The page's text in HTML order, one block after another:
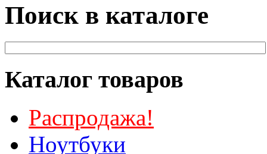
Поиск в каталоге
Каталог товаров
Распродажа!
Ноутбуки